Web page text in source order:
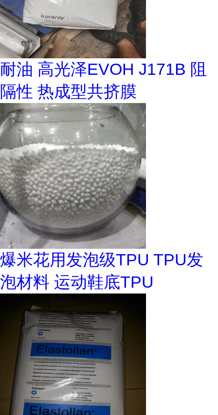
耐油 高光泽EVOH J171B 阻
隔性 热成型共挤膜
爆米花用发泡级TPU TPU发
泡材料 运动鞋底TPU